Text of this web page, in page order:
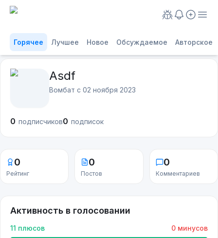
Горячее Лучшее Новое Обсуждаемое Авторское
Asdf
Вомбат с 02 ноября 2023
0 подписчиков0 подписок
0
Рейтинг
0
Постов
0
Комментариев
Активность в голосовании
11 плюсов 0 минусов